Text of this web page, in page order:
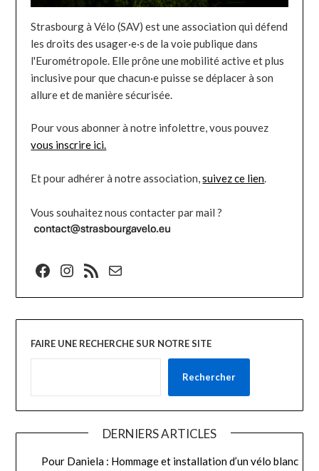
Strasbourg à Vélo (SAV) est une association qui défend
les droits des usager·e·s de la voie publique dans
l'Eurométropole. Elle prône une mobilité active et plus
inclusive pour que chacun·e puisse se déplacer à son
allure et de manière sécurisée.
Pour vous abonner à notre infolettre, vous pouvez
vous inscrire ici.
Et pour adhérer à notre association,suivez ce lien.
Vous souhaitez nous contacter par mail ?
Facebook
Instagram
Flux RSSE-mail
FAIRE UNE RECHERCHE SUR NOTRE SITE
Rechercher
DERNIERS ARTICLES
Pour Daniela : Hommage et installation d’un vélo blanc